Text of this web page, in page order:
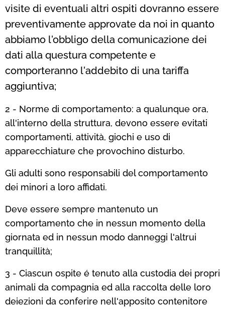
visite di eventuali altri ospiti dovranno essere
preventivamente approvate da noi in quanto
abbiamo l'obbligo della comunicazione dei
dati alla questura competente e
comporteranno l'addebito di una tariffa
aggiuntiva;
2 - Norme di comportamento: a qualunque ora,
all'interno della struttura, devono essere evitati
comportamenti, attività, giochi e uso di
apparecchiature che provochino disturbo.
Gli adulti sono responsabili del comportamento
dei minori a loro affidati.
Deve essere sempre mantenuto un
comportamento che in nessun momento della
giornata ed in nessun modo danneggi l'altrui
tranquillità;
3 - Ciascun ospite é tenuto alla custodia dei propri
animali da compagnia ed alla raccolta delle loro
deiezioni da conferire nell'apposito contenitore